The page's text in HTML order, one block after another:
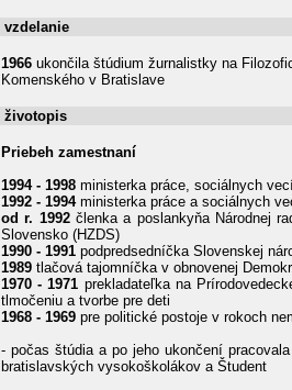
vzdelanie
1966 ukončila štúdium žurnalistky na
Komenského v Bratislave
životopis
Priebeh zamestnaní
1994 - 1998 ministerka práce, sociálnych
1992 - 1994ministerka práce a sociálnych
od r. 1992členka a poslankyňa Národnej
Slovensko (HZDS)
1990 - 1991 podpredsedníčka Slovenskej
1989 tlačová tajomníčka v obnovenej
1970 - 1971 prekladateľka na
tlmočeniu a tvorbe pre deti
1968 - 1969 pre politické postoje v rokoch
- počas štúdia a po jeho ukončení
bratislavských vysokoškolákov a Študent